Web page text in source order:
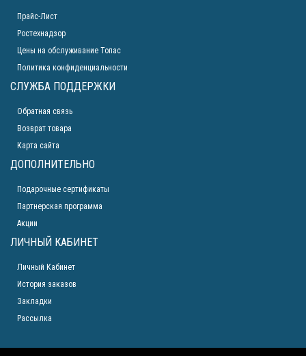
Прайс-Лист
Ростехнадзор
Цены на обслуживание Топас
Политика конфиденциальности
СЛУЖБА ПОДДЕРЖКИ
Обратная связь
Возврат товара
Карта сайта
ДОПОЛНИТЕЛЬНО
Подарочные сертификаты
Партнерская программа
Акции
ЛИЧНЫЙ КАБИНЕТ
Личный Кабинет
История заказов
Закладки
Рассылка